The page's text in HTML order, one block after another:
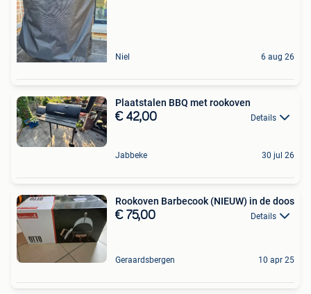
Niel 6 aug 26
Plaatstalen BBQ met rookoven
€ 42,00 Details
Jabbeke 30 jul 26
Rookoven Barbecook (NIEUW) in de doos
€ 75,00 Details
Geraardsbergen 10 apr 25